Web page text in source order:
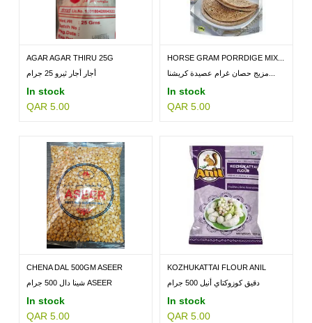
AGAR AGAR THIRU 25G
أجار أجار ثيرو 25 جرام
In stock
QAR 5.00
HORSE GRAM PORRDIGE MIX...
In stock
QAR 5.00
CHENA DAL 500GM ASEER
شينا دال 500 جرام ASEER
In stock
QAR 5.00
KOZHUKATTAI FLOUR ANIL
500GM
دقيق كوزوكتاي أنيل 500 جرام
In stock
QAR 5.00